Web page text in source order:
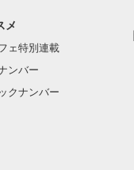
メ
ェ特別連載
ンバー
クナンバー